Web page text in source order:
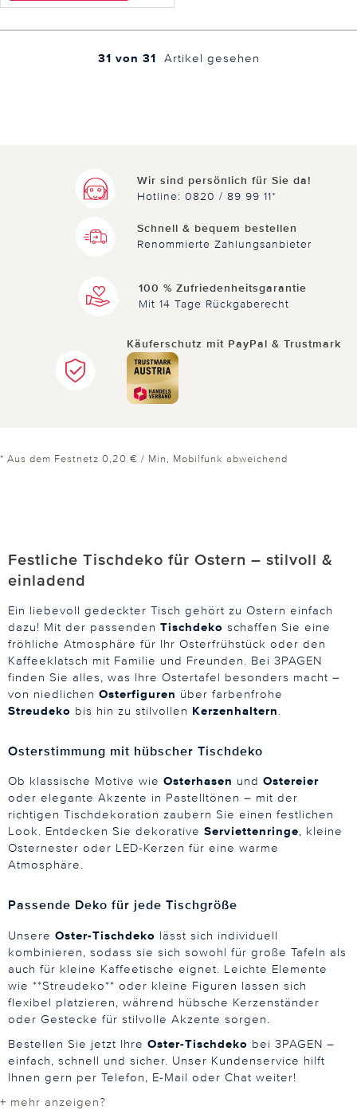
31 von 31 Artikel gesehen
Wir sind persönlich für Sie da!
Hotline: 0820 / 89 99 11*
Schnell & bequem bestellen
Renommierte Zahlungsanbieter
100 % Zufriedenheitsgarantie
Mit 14 Tage Rückgaberecht
Käuferschutz mit PayPal & Trustmark
* Aus dem Festnetz 0,20 € / Min, Mobilfunk abweichend
Festliche Tischdeko für Ostern – stilvoll &
einladend
Ein liebevoll gedeckter Tisch gehört zu Ostern einfach
dazu! Mit der passenden Tischdeko schaffen Sie eine
fröhliche Atmosphäre für Ihr Osterfrühstück oder den
Kaffeeklatsch mit Familie und Freunden. Bei 3PAGEN
finden Sie alles, was Ihre Ostertafel besonders macht –
von niedlichen Osterfiguren über farbenfrohe
Streudeko bis hin zu stilvollen Kerzenhaltern
Osterstimmung mit hübscher Tischdeko
Ob klassische Motive wie Osterhasen und Ostereier
oder elegante Akzente in Pastelltönen – mit der
richtigen Tischdekoration zaubern Sie einen festlichen
Look. Entdecken Sie dekorative Serviettenringe, kleine
Osternester oder LED-Kerzen für eine warme
Atmosphäre.
Passende Deko für jede Tischgröße
Unsere Oster-Tischdeko lässt sich individuell
kombinieren, sodass sie sich sowohl für große Tafeln als
auch für kleine Kaffeetische eignet. Leichte Elemente
wie **Streudeko** oder kleine Figuren lassen sich
flexibel platzieren, während hübsche Kerzenständer
oder Gestecke für stilvolle Akzente sorgen.
Bestellen Sie jetzt Ihre Oster-Tischdeko bei 3PAGEN –
einfach, schnell und sicher. Unser Kundenservice hilft
Ihnen gern per Telefon, E-Mail oder Chat weiter!
+ mehr anzeigen?